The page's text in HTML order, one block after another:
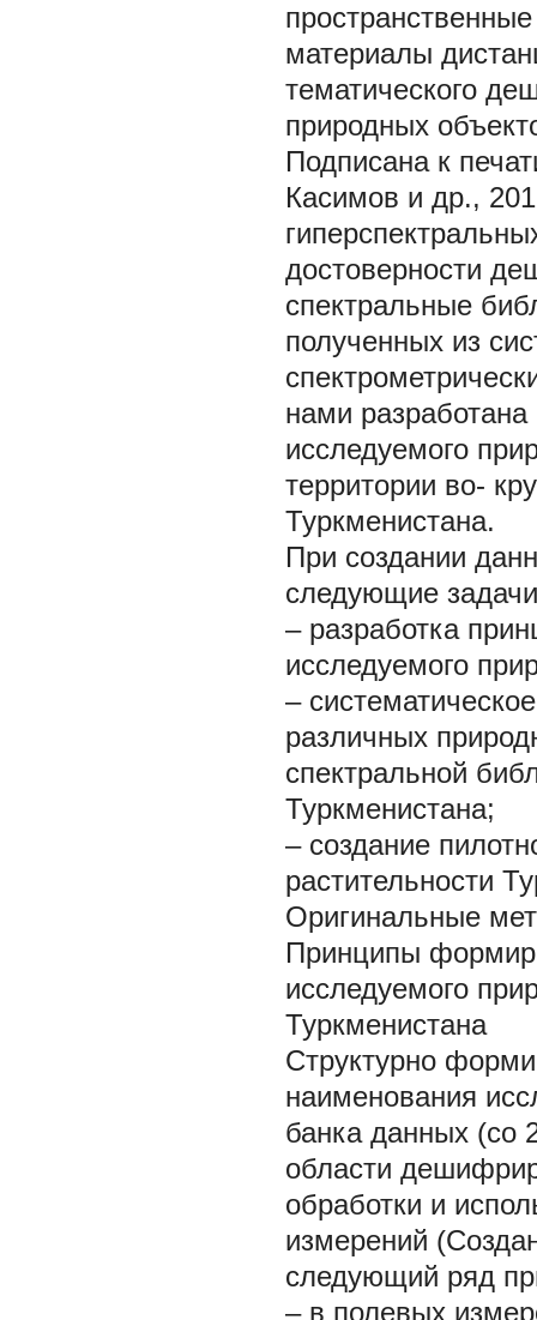
материалы
тематического
природных
Подписана к
Касимов и др.,
достоверности
спектральные
полученных из
нами разработана
исследуемого
территории во-
Туркменистана.
При создании
следующие
– разработка
исследуемого
–
различных
спектральной
Туркменистана;
– создание
растительности
Оригинальные
Принципы
исследуемого
Туркменистана
Структурно
наименования
банка данных (со
области
обработки и
измерений
следующий ряд
– в полевых